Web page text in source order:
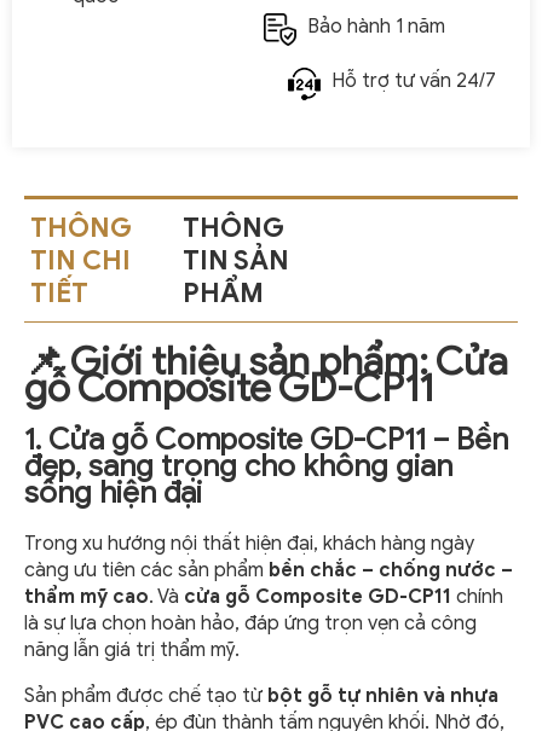
Bảo hành 1 năm
Hỗ trợ tư vấn 24/7
THÔNG
TIN CHI
TIẾT
THÔNG
TIN SẢN
PHẨM
📌 Giới thiệu sản phẩm: Cửa
gỗ Composite GD-CP11
1. Cửa gỗ Composite GD-CP11 – Bền
đẹp, sang trọng cho không gian
sống hiện đại
Trong xu hướng nội thất hiện đại, khách hàng ngày
càng ưu tiên các sản phẩm bền chắc – chống nước –
thẩm mỹ cao. Và cửa gỗ Composite GD-CP11 chính
là sự lựa chọn hoàn hảo, đáp ứng trọn vẹn cả công
năng lẫn giá trị thẩm mỹ.
Sản phẩm được chế tạo từ bột gỗ tự nhiên và nhựa
PVC cao cấp, ép đùn thành tấm nguyên khối. Nhờ đó,